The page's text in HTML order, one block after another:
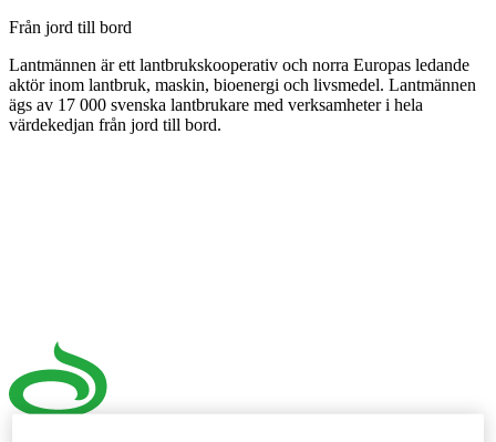
Från jord till bord
Lantmännen är ett lantbrukskooperativ och norra Europas ledande
aktör inom lantbruk, maskin, bioenergi och livsmedel. Lantmännen
ägs av 17 000 svenska lantbrukare med verksamheter i hela
värdekedjan från jord till bord.